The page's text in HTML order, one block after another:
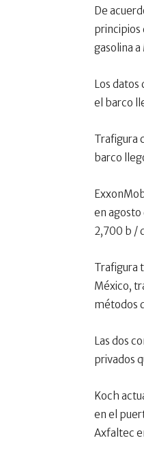
De
principios
gasolina
Los
el barco
Trafigura
barco
en
2,700 b /
Trafigura
México,
métodos
Las dos
privados
Koch
en el
Axfaltec